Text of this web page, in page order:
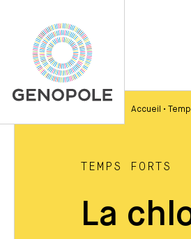
Accueil •
TEMPS FORTS
La